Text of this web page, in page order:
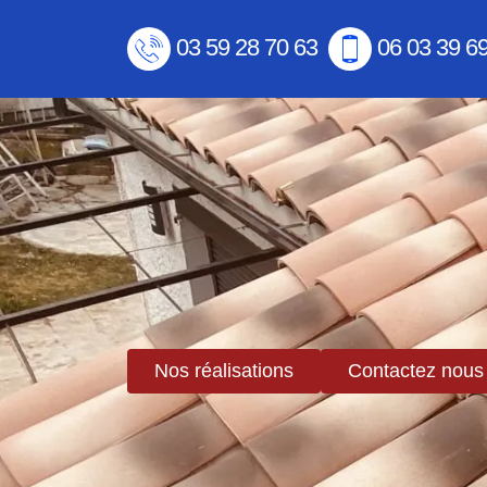
03 59 28 70 63 06 03 39
Nos réalisations Contactez nous